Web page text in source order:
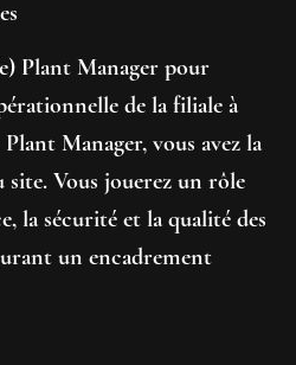
Plant Manager pour
de la filiale à
Manager, vous avez la
Vous jouerez un rôle
la sécurité et la qualité des
un encadrement